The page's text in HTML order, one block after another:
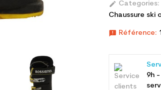
edit Categories:
Chaussure ski
announcement Référence:
9h